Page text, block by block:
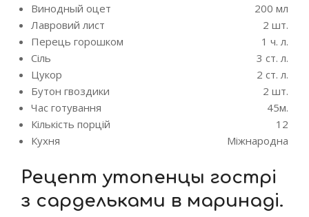
Винодный оцет
200 мл
Лавровий лист
2 шт.
Перець горошком
1 ч. л.
Сіль
3 ст. л.
Цукор
2 ст. л.
Бутон гвоздики
2 шт.
Час готування
45м.
Кількість порцій
12
Кухня
Міжнародна
Рецепт утопенцы гострі
з сардельками в маринаді.